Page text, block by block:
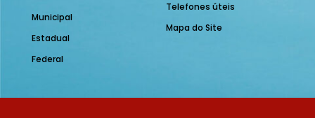
Municipal
Estadual
Federal
Telefones úteis
Mapa do Site